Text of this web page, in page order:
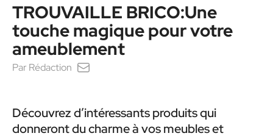
TROUVAILLE BRICO:Une
touche magique pour votre
ameublement
Par Rédaction
Découvrez d’intéressants produits qui
donneront du charme à vos meubles et